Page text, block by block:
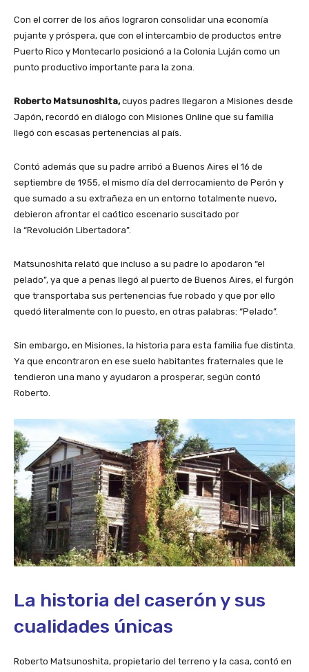
Con el correr de los años lograron consolidar una economía
pujante y próspera, que con el intercambio de productos entre
Puerto Rico y Montecarlo posicionó a la Colonia Luján como un
punto productivo importante para la zona.
Roberto Matsunoshita,cuyos padres llegaron a Misiones desde
Japón, recordó en diálogo con Misiones Online que su familia
llegó con escasas pertenencias al país.
Contó además que su padre arribó a Buenos Aires el 16 de
septiembre de 1955, el mismo día del derrocamiento de Perón y
que sumado a su extrañeza en un entorno totalmente nuevo,
debieron afrontar el caótico escenario suscitado por
la “Revolución Libertadora”.
Matsunoshita relató que incluso a su padre lo apodaron “el
pelado”, ya que a penas llegó al puerto de Buenos Aires, el furgón
que transportaba sus pertenencias fue robado y que por ello
quedó literalmente con lo puesto, en otras palabras: “Pelado”.
Sin embargo, en Misiones, la historia para esta familia fue distinta.
Ya que encontraron en ese suelo habitantes fraternales que le
tendieron una mano y ayudaron a prosperar, según contó
Roberto.
La historia del caserón y sus
cualidades únicas
Roberto Matsunoshita, propietario del terreno y la casa, contó en